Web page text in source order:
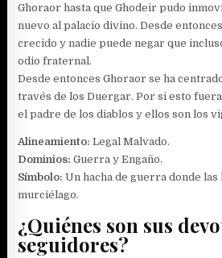
Ghoraor hasta que Ghodeir pudo
nuevo al palacio divino. Desde
crecido y nadie puede negar que
odio fraternal.
Desde entonces Ghoraor se ha
través de los Duergar. Por si esto
el padre de los diablos y ellos son los
Alineamiento: Legal Malvado.
Dominios: Guerra y Engaño.
Símbolo: Un hacha de guerra donde las
murciélago.
¿Quiénes son sus
seguidores?